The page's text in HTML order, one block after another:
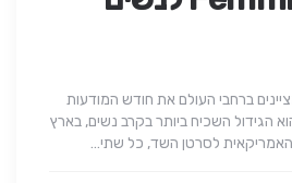
ברחבי העולם את חודש המודעות
הגידול השכיח ביותר בקרב נשים, בארץ
האמריקאית לסרטן השד, כל שתי…